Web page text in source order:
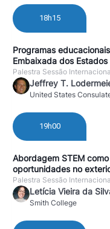
Programas
Embaixada dos
Palestra Sessão
Jeffrey T.
United States
18h15
Abordagem STEM
oportunidades no
Palestra Sessão
Letícia Vieira da
Smith College
19h00